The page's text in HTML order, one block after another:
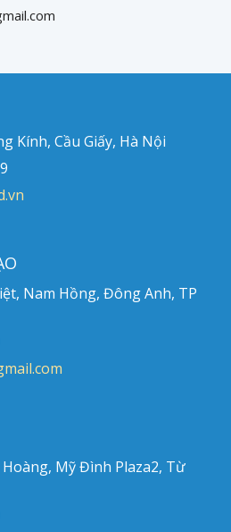
Kính, Cầu Giấy, Hà Nội
Nam Hồng, Đông Anh, TP
Mỹ Đình Plaza2, Từ